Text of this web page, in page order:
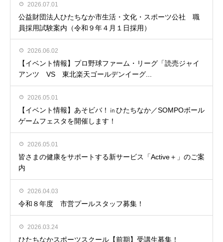
2026.07.01
公益財団法人ひたちなか市生活・文化・スポーツ公社 職
員採用試験案内（令和９年４月１日採用）
2026.06.02
【イベント情報】プロ野球ファーム・リーグ「読売ジャイ
アンツ VS 東北楽天ゴールデンイーグ...
2026.05.01
【イベント情報】あそビバ！㏌ひたちなか／SOMPOボール
ゲームフェスタを開催します！
2026.05.01
皆さまの健康をサポートする新サービス「Active＋」のご案
内
2026.04.03
令和８年度 市営プールスタッフ募集！
2026.03.24
ひたちなかスポーツスクール【前期】受講生募集！